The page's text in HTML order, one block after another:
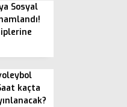
Sosyal
kaçta